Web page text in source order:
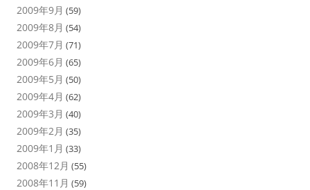
2009年9月 (59)
2009年8月 (54)
2009年7月 (71)
2009年6月 (65)
2009年5月 (50)
2009年4月 (62)
2009年3月 (40)
2009年2月 (35)
2009年1月 (33)
2008年12月 (55)
2008年11月 (59)